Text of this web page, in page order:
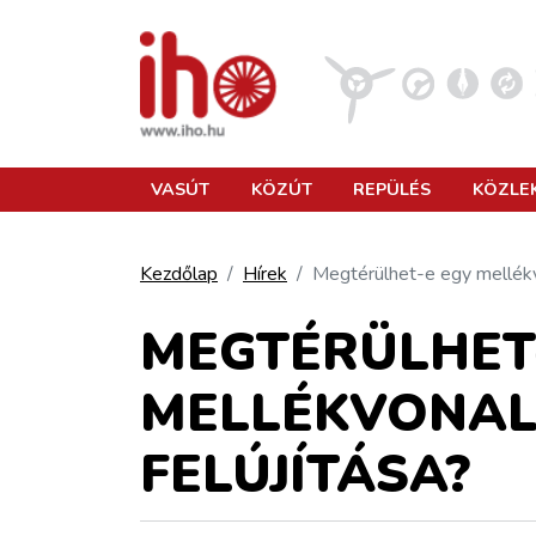
KÖZLEKEDÉSFEJLESZTÉS
ELLÁTÁSI LÁNC
VASÚT KÖZÚT REPÜLÉS
Kezdőlap Hírek Megtérülhet-e egy
FELÚJÍTÁSA?